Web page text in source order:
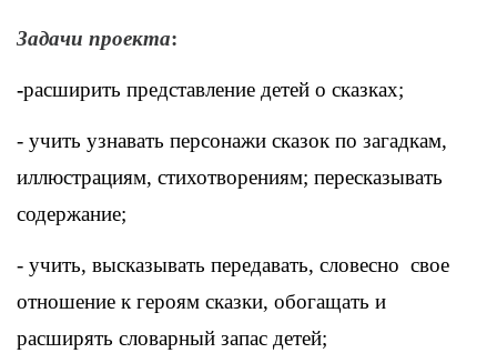
Задачи проекта:
-расширить представление детей о сказках;
- учить узнавать персонажи сказок по загадкам,
иллюстрациям, стихотворениям; пересказывать
содержание;
- учить, высказывать передавать, словесно свое
отношение к героям сказки, обогащать и
расширять словарный запас детей;